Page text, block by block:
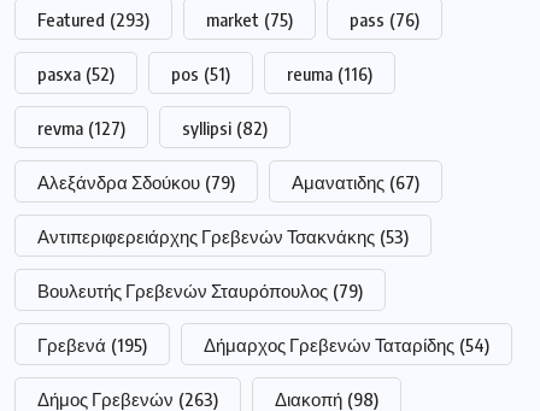
Featured (293) market (75) pass (76)
pasxa (52) pos (51) reuma (116)
revma (127) syllipsi (82)
Αλεξάνδρα Σδούκου (79) Αμανατιδης (67)
Αντιπεριφερειάρχης Γρεβενών Τσακνάκης (53)
Βουλευτής Γρεβενών Σταυρόπουλος (79)
Γρεβενά (195) Δήμαρχος Γρεβενών Ταταρίδης (54)
Δήμος Γρεβενών (263) Διακοπή (98)